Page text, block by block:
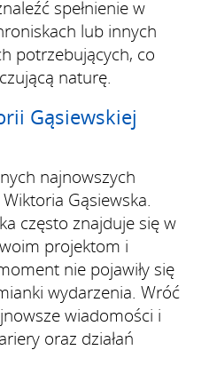
spełnienie w
lub innych
potrzebujących, co
naturę.
Gąsiewskiej
najnowszych
Gąsiewska.
często znajduje się w
projektom i
nie pojawiły się
wydarzenia. Wróć
wiadomości i
oraz działań